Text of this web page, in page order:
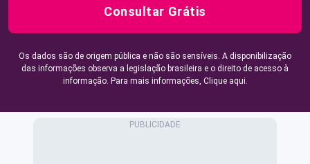
Consultar Grátis
Os dados são de origem pública e não são sensíveis. A disponibilização
das informações observa a legislação brasileira e o direito de acesso à
informação. Para mais informações, Clique aqui.